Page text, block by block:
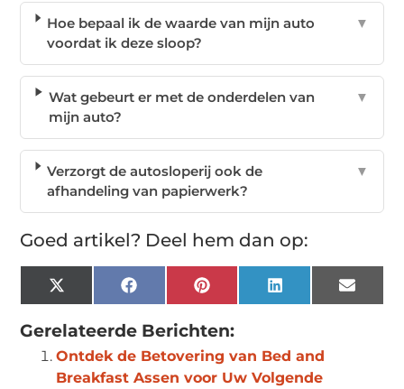
Hoe bepaal ik de waarde van mijn auto
voordat ik deze sloop?
▼
Wat gebeurt er met de onderdelen van
mijn auto?
▼
Verzorgt de autosloperij ook de
afhandeling van papierwerk?
▼
Goed artikel? Deel hem dan op:
X
(Twitter)
Facebook Pinterest LinkedIn Email
Gerelateerde Berichten:
Ontdek de Betovering van Bed and
Breakfast Assen voor Uw Volgende